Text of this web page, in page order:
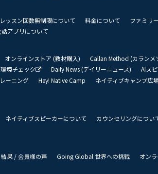
レッスン回数無制限について 料金について
ファミリ
アプリについて
オンラインストア (教材購入)
Callan Method (カランメ
境チェック Daily News (デイリーニュース)
AIス
ーニング Hey! Native Camp ネイティブキャンプ広
ネイティブスピーカーについて
カウンセリングについ
果 / 会員様の声 Going Global 世界への挑戦
オン